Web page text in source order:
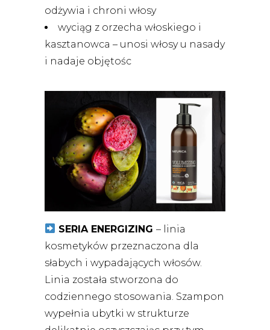
odżywia i chroni włosy
wyciąg z orzecha włoskiego i
kasztanowca – unosi włosy u nasady
i nadaje objętośc
SERIA ENERGIZING– linia
kosmetyków przeznaczona dla
słabych i wypadających włosów.
Linia została stworzona do
codziennego stosowania. Szampon
wypełnia ubytki w strukturze